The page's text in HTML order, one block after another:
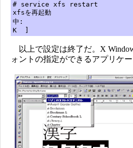
# service xfs restart
xfsを再起動
中:
K ]
以上で設定は終了だ。X
ォントの指定ができるアプリケ